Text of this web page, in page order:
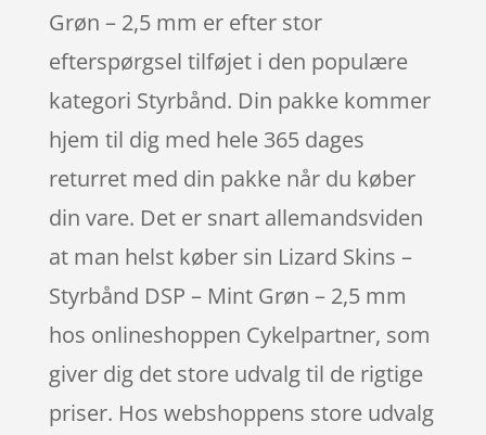
Grøn – 2,5 mm er efter stor
efterspørgsel tilføjet i den populære
kategori Styrbånd. Din pakke kommer
hjem til dig med hele 365 dages
returret med din pakke når du køber
din vare. Det er snart allemandsviden
at man helst køber sin Lizard Skins –
Styrbånd DSP – Mint Grøn – 2,5 mm
hos onlineshoppen Cykelpartner, som
giver dig det store udvalg til de rigtige
priser. Hos webshoppens store udvalg